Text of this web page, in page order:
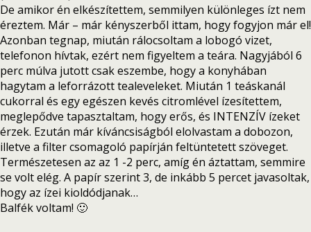
De amikor én elkészítettem, semmilyen különleges ízt nem
éreztem. Már – már kényszerből ittam, hogy fogyjon már el!
Azonban tegnap, miután rálocsoltam a lobogó vizet,
telefonon hívtak, ezért nem figyeltem a teára. Nagyjából 6
perc múlva jutott csak eszembe, hogy a konyhában
hagytam a leforrázott tealeveleket. Miután 1 teáskanál
cukorral és egy egészen kevés citromlével ízesítettem,
meglepődve tapasztaltam, hogy erős, és INTENZÍV ízeket
érzek. Ezután már kíváncsiságból elolvastam a dobozon,
illetve a filter csomagoló papírján feltüntetett szöveget.
Természetesen az az 1 -2 perc, amíg én áztattam, semmire
se volt elég. A papír szerint 3, de inkább 5 percet javasoltak,
hogy az ízei kioldódjanak…
Balfék voltam! 🙂